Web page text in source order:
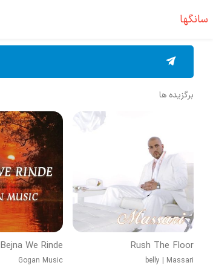
سانگها
برگزیده ها
Rush The Floor
belly | Massari
Bejna We Rinde
Gogan Music